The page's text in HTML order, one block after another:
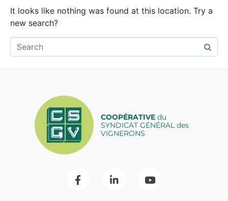
It looks like nothing was found at this location. Try a
new search?
COOPÉRATIVEdu
SYNDICAT GÉNÉRAL des
VIGNERONS